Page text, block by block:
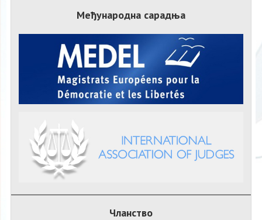
Међународна сарадња
Чланство